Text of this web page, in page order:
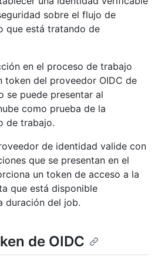
sobre el flujo de
que está tratando de
en el proceso de trabajo
token del proveedor OIDC de
se puede presentar al
como prueba de la
de trabajo.
de identidad valide con
que se presentan en el
un token de acceso a la
que está disponible
duración del job.
de OIDC